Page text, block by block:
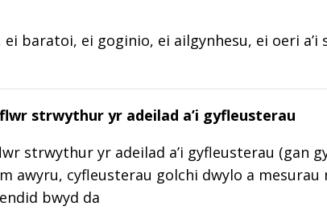
ei baratoi, ei goginio, ei ailgynhesu, ei oeri a’i
strwythur yr adeilad a’i gyfleusterau
strwythur yr adeilad a’i gyfleusterau (gan
awyru, cyfleusterau golchi dwylo a mesurau
bwyd da